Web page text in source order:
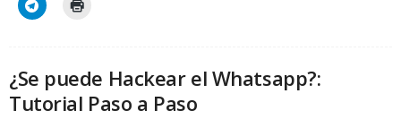
¿Se puede Hackear el Whatsapp?:
Tutorial Paso a Paso